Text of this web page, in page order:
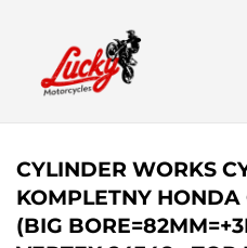
CYLINDER WORKS
KOMPLETNY HONDA
(BIG